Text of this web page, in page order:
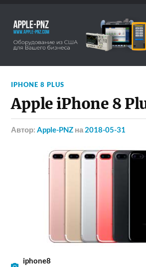
IPHONE 8 PLUS
Apple iPhone 8
Автор:Apple-PNZ на 2018-05-31
iphone8